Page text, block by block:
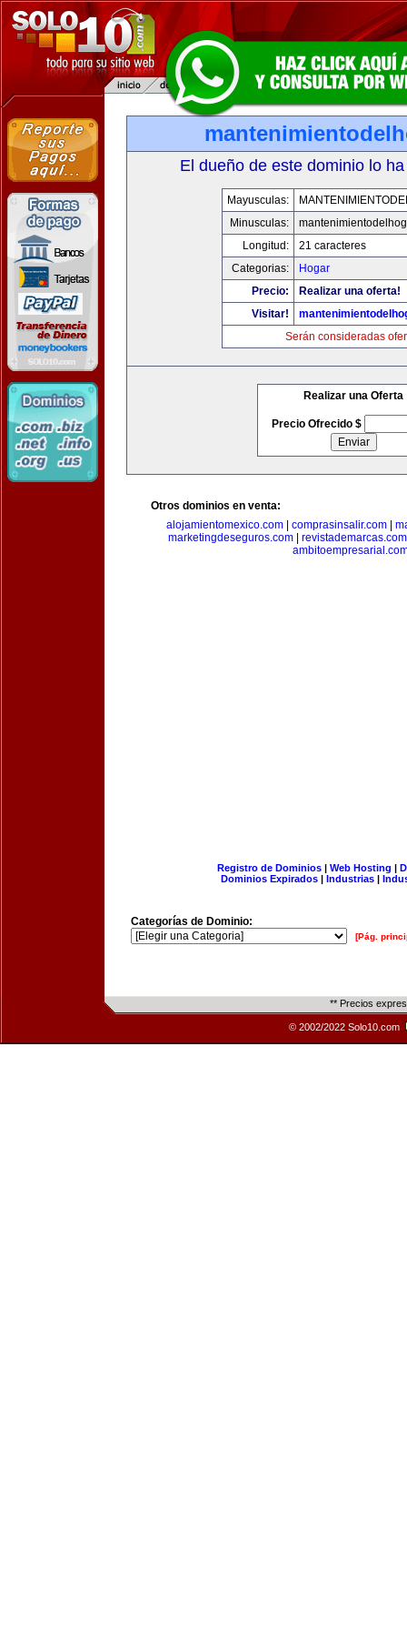
El dueño de este dominio lo
Mayusculas:
Minusculas:
Longitud:
21 caracteres
Categorias:
Hogar
Precio:
Realizar una oferta!
Visitar!
Serán consideradas
Realizar una Oferta
Precio Ofrecido $
Otros dominios en venta:
alojamientomexico.com| comprasinsalir.com|
marketingdeseguros.com
revistademarcas.com
Registro de Dominios| Web Hosting |
Dominios Expirados | Industrias |
Categorías de Dominio:
[Pág.
** Precios
© 2002/2022 Solo10.com